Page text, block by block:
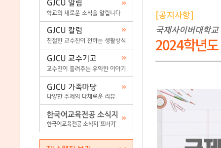
[공지사항]
국제사이버대학교
2024학년